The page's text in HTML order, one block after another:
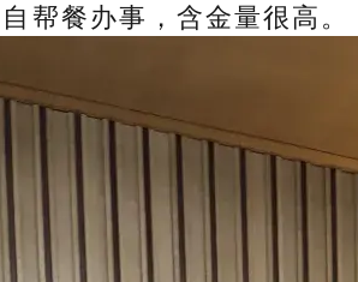
帮餐办事，含金量很高。